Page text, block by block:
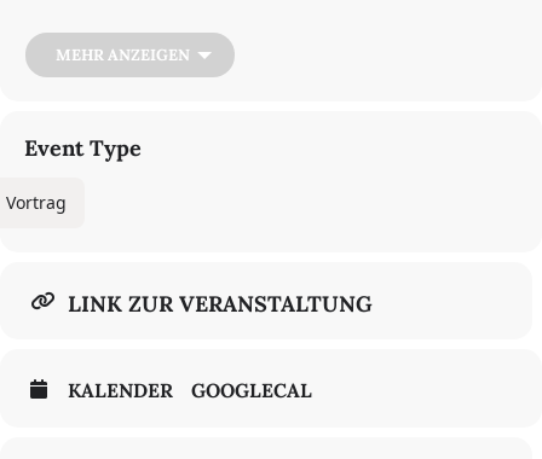
von Kultur, Ethnizität und Religion.
Moderation: Fabian Weber (Institut für die Geschichte der
MEHR ANZEIGEN
Event Type
Vortrag
LINK ZUR VERANSTALTUNG
KALENDER GOOGLECAL